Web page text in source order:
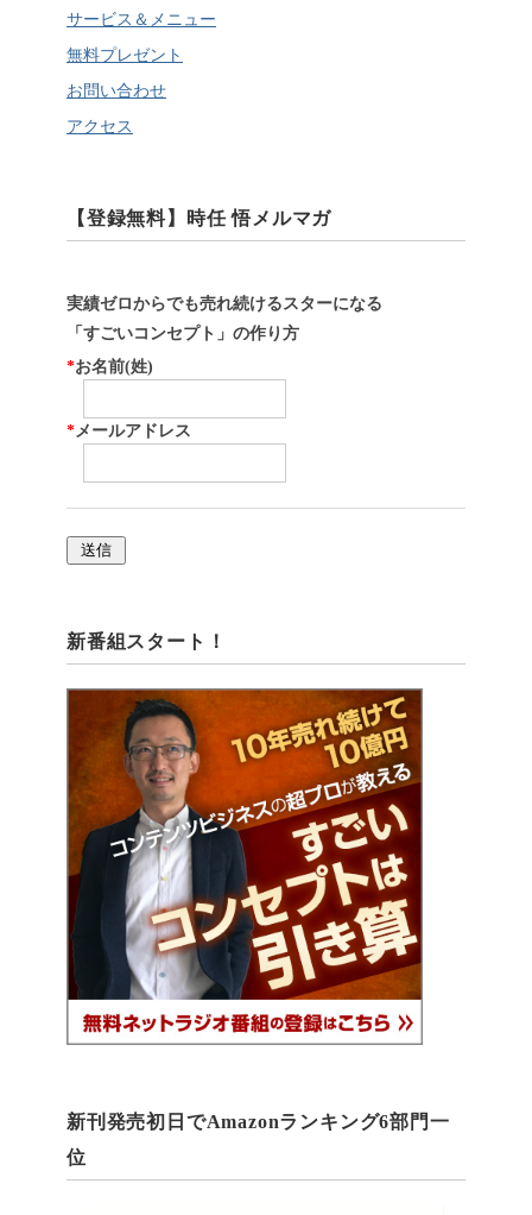
サービス＆メニュー
無料プレゼント
お問い合わせ
アクセス
【登録無料】時任 悟メルマガ
実績ゼロからでも売れ続けるスターになる
「すごいコンセプト」の作り方
*お名前(姓)
* メールアドレス
新番組スタート！
新刊発売初日でAmazonランキング6部門一
位